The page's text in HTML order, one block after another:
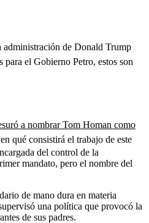
de Donald Trump
para el Gobierno Petro, estos son
a nombrar Tom Homan como
qué consistirá el trabajo de este
del control de la
mandato, pero el nombre del
de mano dura en materia
una política que provocó la
de sus padres.